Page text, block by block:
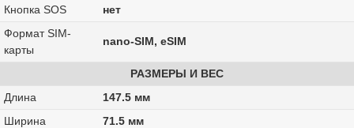
Кнопка SOS
нет
Формат SIM-
карты
nano-SIM, eSIM
РАЗМЕРЫ И ВЕС
Длина
147.5 мм
Ширина
71.5 мм